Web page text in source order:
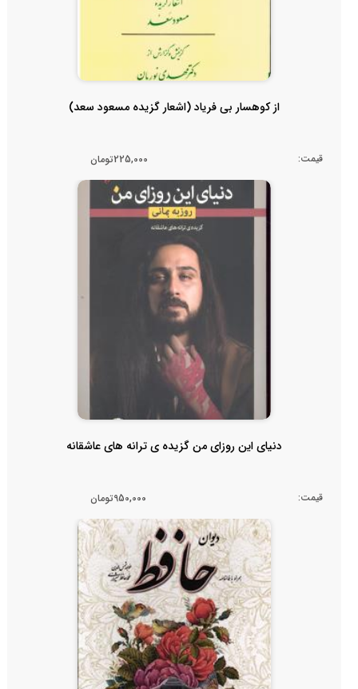
از کوهسار بی فریاد (اشعار گزیده مسعود سعد)
قیمت: 225,000تومان
دنیای این روزای من گزیده ی ترانه های عاشقانه
قیمت: 950,000تومان